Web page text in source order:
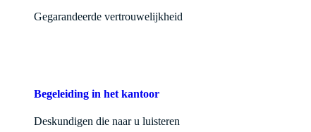
Gegarandeerde vertrouwelijkheid
Begeleiding in het kantoor
Deskundigen die naar u luisteren